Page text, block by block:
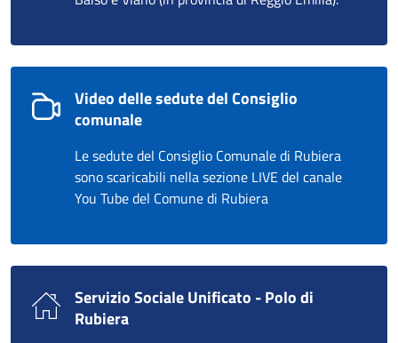
Video delle sedute del Consiglio
comunale
Le sedute del Consiglio Comunale di Rubiera
sono scaricabili nella sezione LIVE del canale
You Tube del Comune di Rubiera
Servizio Sociale Unificato - Polo di
Rubiera